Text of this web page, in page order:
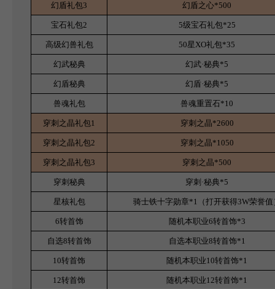
幻盾礼包3 幻盾之心*500
宝石礼包2 5级宝石礼包*25
高级幻兽礼包 50星XO礼包*35
幻武秘典 幻武·秘典*5
幻盾秘典 幻盾·秘典*5
兽魂礼包 兽魂重置石*10
穿刺之晶礼包1 穿刺之晶*2600
穿刺之晶礼包2 穿刺之晶*1050
穿刺之晶礼包3 穿刺之晶*500
穿刺秘典 穿刺·秘典*5
星核礼包 骑士铁十字勋章*1（打开获得3W荣誉值
6转首饰 随机本职业6转首饰*3
自选8转首饰 自选本职业8转首饰*1
10转首饰 随机本职业10转首饰*1
12转首饰 随机本职业12转首饰*1